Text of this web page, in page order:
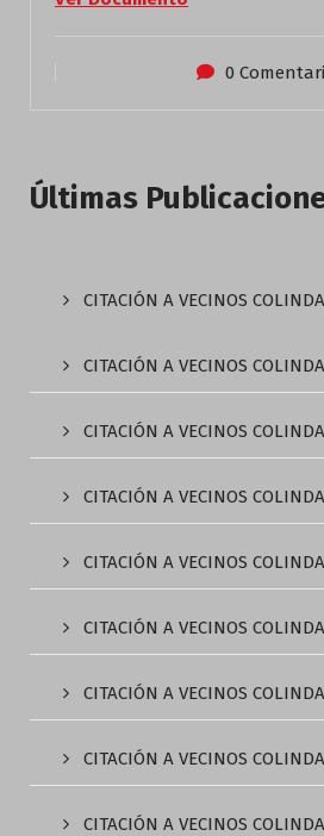
0
Últimas
CITACIÓN A VECINOS
CITACIÓN A VECINOS
CITACIÓN A VECINOS
CITACIÓN A VECINOS
CITACIÓN A VECINOS
CITACIÓN A VECINOS
CITACIÓN A VECINOS
CITACIÓN A VECINOS
CITACIÓN A VECINOS